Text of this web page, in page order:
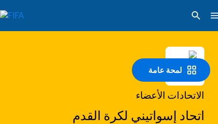
لمحة عامة
الاتحادات الأعضاء
اتحاد إسواتيني لكرة القدم